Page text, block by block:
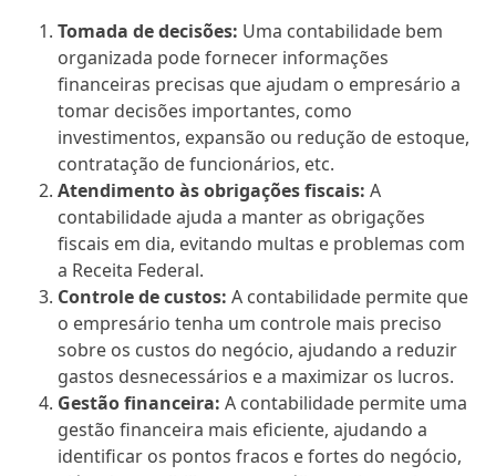
Tomada de decisões: Uma contabilidade bem
organizada pode fornecer informações
financeiras precisas que ajudam o empresário a
tomar decisões importantes, como
investimentos, expansão ou redução de estoque,
contratação de funcionários, etc.
Atendimento às obrigações fiscais: A
contabilidade ajuda a manter as obrigações
fiscais em dia, evitando multas e problemas com
a Receita Federal.
Controle de custos: A contabilidade permite que
o empresário tenha um controle mais preciso
sobre os custos do negócio, ajudando a reduzir
gastos desnecessários e a maximizar os lucros.
Gestão financeira: A contabilidade permite uma
gestão financeira mais eficiente, ajudando a
identificar os pontos fracos e fortes do negócio,